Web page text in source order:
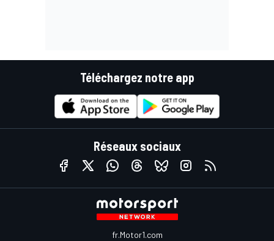
Téléchargez notre app
Réseaux sociaux
fr.Motor1.com